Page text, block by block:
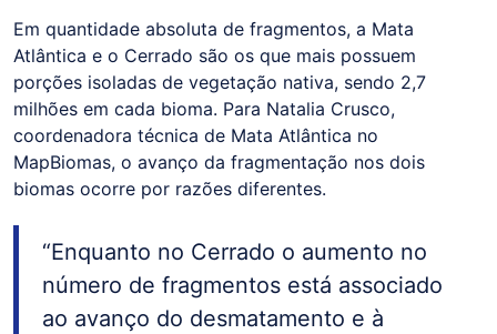
Em quantidade absoluta de fragmentos, a Mata
Atlântica e o Cerrado são os que mais possuem
porções isoladas de vegetação nativa, sendo 2,7
milhões em cada bioma. Para Natalia Crusco,
coordenadora técnica de Mata Atlântica no
MapBiomas, o avanço da fragmentação nos dois
biomas ocorre por razões diferentes.
“Enquanto no Cerrado o aumento no
número de fragmentos está associado
ao avanço do desmatamento e à